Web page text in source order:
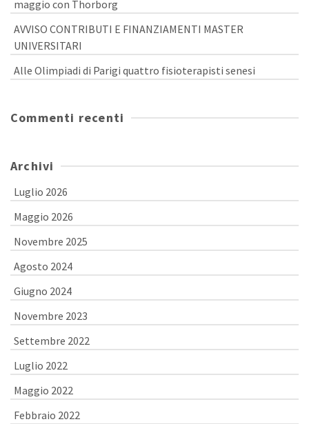
maggio con Thorborg
AVVISO CONTRIBUTI E FINANZIAMENTI MASTER
UNIVERSITARI
Alle Olimpiadi di Parigi quattro fisioterapisti senesi
Commenti recenti
Archivi
Luglio 2026
Maggio 2026
Novembre 2025
Agosto 2024
Giugno 2024
Novembre 2023
Settembre 2022
Luglio 2022
Maggio 2022
Febbraio 2022